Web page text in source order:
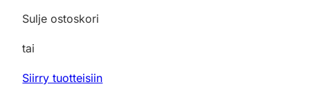
Sulje ostoskori
tai
Siirry tuotteisiin